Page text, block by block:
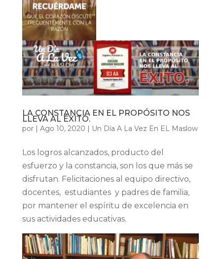
LA CONSTANCIA EN EL PROPÓSITO NOS
LLEVA AL ÉXITO.
por Ago 10, 2020 Un Día A La Vez En EL Maslow
Los logros alcanzados, producto del
esfuerzo y la constancia, son los que más se
disfrutan. Felicitaciones al equipo directivo,
docentes, estudiantes y padres de familia,
por mantener el espíritu de excelencia en
sus actividades educativas.